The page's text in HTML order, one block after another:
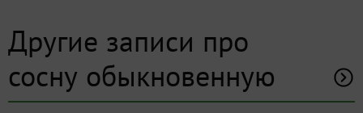
Другие записи про
сосну обыкновенную